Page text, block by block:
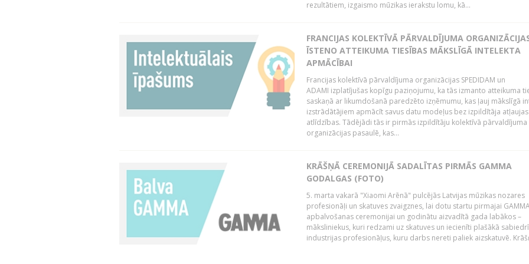
rezultātiem, izgaismo mūzikas ierakstu lomu, kā...
FRANCIJAS KOLEKTĪVĀ PĀRVALDĪJUMA
ĪSTENO ATTEIKUMA TIESĪBAS MĀKSLĪGĀ INTELEKTA
APMĀCĪBAI
Francijas kolektīvā pārvaldījuma organizācijas SPEDIDAM un
ADAMI izplatījušas kopīgu paziņojumu, ka tās izmanto atteikuma
saskaņā ar likumdošanā paredzēto izņēmumu, kas ļauj mākslīgā
izstrādātājiem apmācīt savus datu modeļus bez izpildītāja
atlīdzības. Tādējādi tās ir pirmās izpildītāju kolektīvā pārvaldījuma
organizācijas pasaulē, kas...
KRĀŠŅĀ CEREMONIJĀ SADALĪTAS PIRMĀS GAMMA
GODALGAS (FOTO)
5. marta vakarā "Xiaomi Arēnā" pulcējās Latvijas mūzikas nozares
profesionāļi un skatuves zvaigznes, lai dotu startu pirmajai
apbalvošanas ceremonijai un godinātu aizvadītā gada labākos –
māksliniekus, kuri redzami uz skatuves un iecienīti plašākā
industrijas profesionāļus, kuru darbs nereti paliek aizskatuvē.